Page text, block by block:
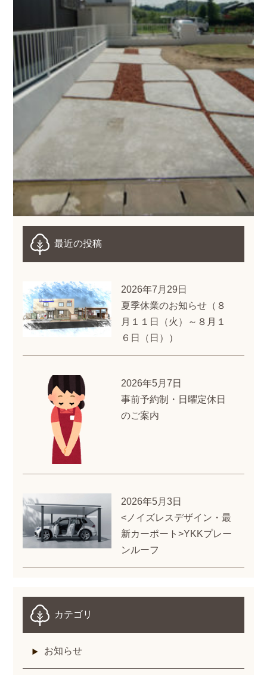
最近の投稿
2026年7月29日
夏季休業のお知らせ（８
月１１日（火）～８月１
６日（日））
2026年5月7日
事前予約制・日曜定休日
のご案内
2026年5月3日
<ノイズレスデザイン・最
新カーポート>YKKプレー
ンルーフ
カテゴリ
お知らせ